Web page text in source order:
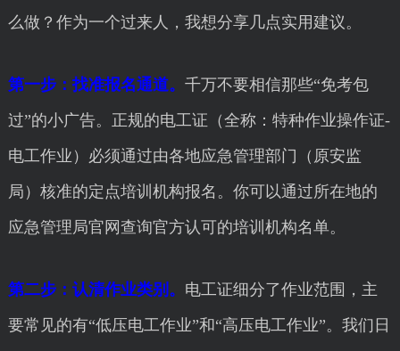
么做？作为一个过来人，我想分享几点实用建议。
第一步：找准报名通道。 千万不要相信那些“免考包
过”的小广告。正规的电工证（全称：特种作业操作证-
电工作业）必须通过由各地应急管理部门（原安监
局）核准的定点培训机构报名。你可以通过所在地的
应急管理局官网查询官方认可的培训机构名单。
第二步：认清作业类别。 电工证细分了作业范围，主
要常见的有“低压电工作业”和“高压电工作业”。我们日